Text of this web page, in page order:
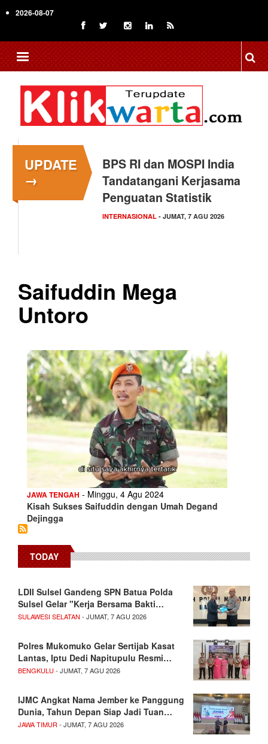
to
content
2026-08-07
UPDATE
→
BPS RI dan MOSPI India
Tandatangani Kerjasama
Penguatan Statistik
INTERNASIONAL - JUMAT, 7 AGU 2026
Saifuddin Mega
Untoro
JAWA TENGAH - Minggu, 4 Agu 2024
Kisah Sukses Saifuddin dengan Umah Degand
Dejingga
TODAY
LDII Sulsel Gandeng SPN Batua Polda
Sulsel Gelar "Kerja Bersama Bakti…
SULAWESI SELATAN - JUMAT, 7 AGU 2026
Polres Mukomuko Gelar Sertijab Kasat
Lantas, Iptu Dedi Napitupulu Resmi…
BENGKULU - JUMAT, 7 AGU 2026
IJMC Angkat Nama Jember ke Panggung
Dunia, Tahun Depan Siap Jadi Tuan…
JAWA TIMUR - JUMAT, 7 AGU 2026